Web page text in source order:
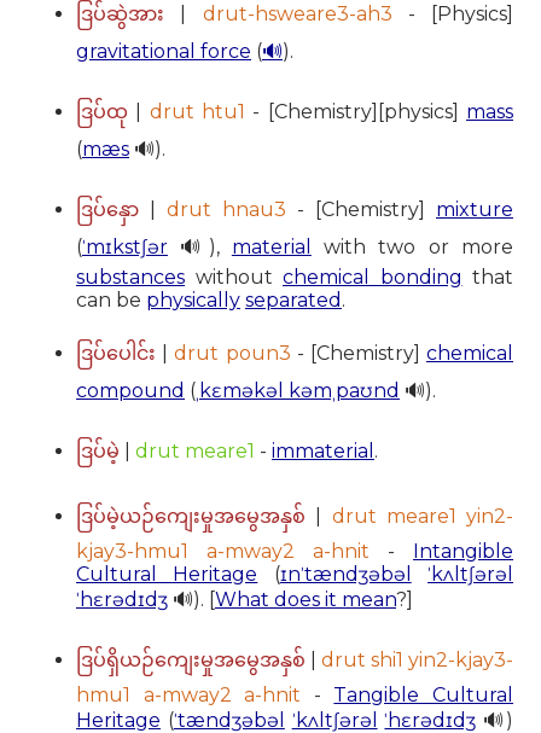
ဒြပ်ဆွဲအား drut-hsweare3-ah3 - [Physics]
gravitational force (🔊).
ဒြပ်ထု drut htu1 - [Chemistry][physics] mass
(mæs 🔊).
ဒြပ်နှော drut hnau3 - [Chemistry] mixture
(ˈmɪkstʃər 🔊), material
with two or more
substances without chemical bonding that
can be physically separated .
ဒြပ်ပေါင်း |drut poun3 - [Chemistry]chemical
compound ( ˌkɛməkəl kəmˌpaʊnd 🔊).
ဒြပ်မဲ့ drut meare1 - immaterial .
ဒြပ်မဲ့ယဉ်ကျေးမှုအမွေအနှစ်
drut meare1 yin2-
kjay3-hmu1 a-mway2 a-hnit - Intangible
Cultural Heritage (ɪnˈtændʒəbəl
ˈkʌltʃərəl
ˈhɛrədɪdʒ 🔊). [What does it mean?]
ဒြပ်ရှိယဉ်ကျေးမှုအမွေအနှစ်
drut shi1 yin2-kjay3-
hmu1 a-mway2 a-hnit - Tangible Cultural
Heritage (ˈtændʒəbəl ˈkʌltʃərəl ˈhɛrədɪdʒ 🔊)